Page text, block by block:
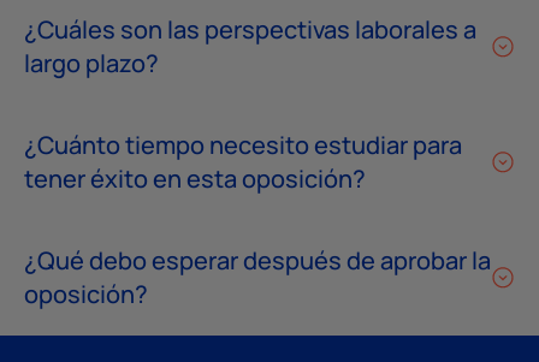
¿Cuáles son las perspectivas laborales a
largo plazo?
¿Cuánto tiempo necesito estudiar para
tener éxito en esta oposición?
¿Qué debo esperar después de aprobar la
oposición?